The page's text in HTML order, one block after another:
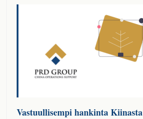
Vastuullisempi hankinta Kiinasta